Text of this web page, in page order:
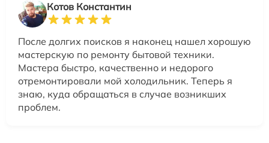
Котов Константин
После долгих поисков я наконец нашел хорошую
мастерскую по ремонту бытовой техники.
Мастера быстро, качественно и недорого
отремонтировали мой холодильник. Теперь я
знаю, куда обращаться в случае возникших
проблем.